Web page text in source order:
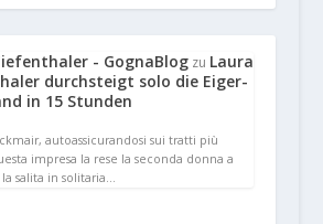
- GognaBlogzu Laura
durchsteigt solo die Eiger-
in 15 Stunden
autoassicurandosi sui tratti più
impresa la rese la seconda donna a
salita in solitaria…